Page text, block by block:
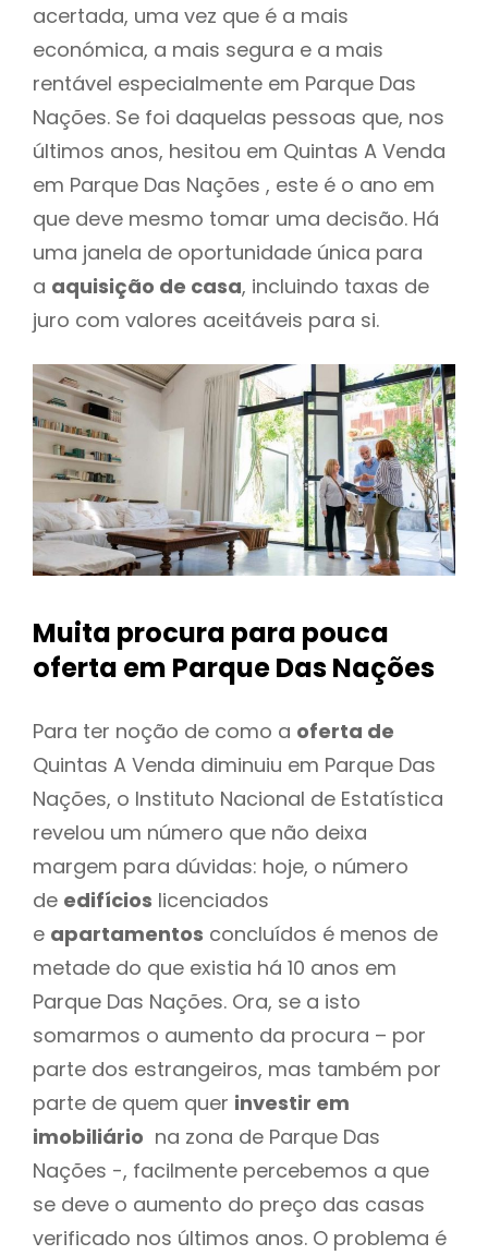
acertada, uma vez que é a mais
económica, a mais segura e a mais
rentável especialmente em Parque Das
Nações. Se foi daquelas pessoas que, nos
últimos anos, hesitou em Quintas A Venda
em Parque Das Nações , este é o ano em
que deve mesmo tomar uma decisão. Há
uma janela de oportunidade única para
a aquisição de casa, incluindo taxas de
juro com valores aceitáveis para si.
Muita procura para pouca
oferta em Parque Das Nações
Para ter noção de como a oferta de
Quintas A Venda diminuiu em Parque Das
Nações, o Instituto Nacional de Estatística
revelou um número que não deixa
margem para dúvidas: hoje, o número
de edifícios licenciados
e apartamentos concluídos é menos de
metade do que existia há 10 anos em
Parque Das Nações. Ora, se a isto
somarmos o aumento da procura – por
parte dos estrangeiros, mas também por
parte de quem quer investir em
imobiliário na zona de Parque Das
Nações -, facilmente percebemos a que
se deve o aumento do preço das casas
verificado nos últimos anos. O problema é